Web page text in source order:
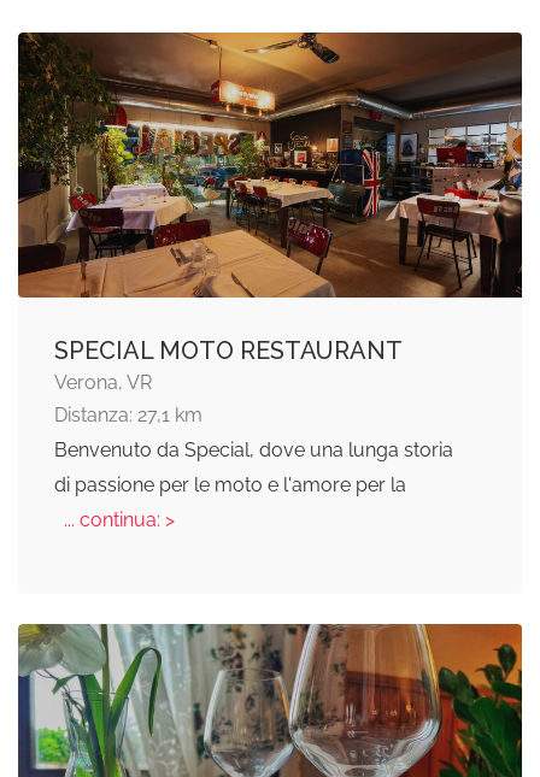
SPECIAL MOTO RESTAURANT
Verona, VR
Distanza: 27,1 km
Benvenuto da Special, dove una lunga storia
di passione per le moto e l'amore per la
... continua: >